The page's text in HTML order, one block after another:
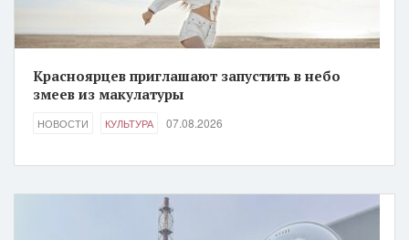
Красноярцев приглашают запустить в небо
змеев из макулатуры
НОВОСТИ КУЛЬТУРА 07.08.2026